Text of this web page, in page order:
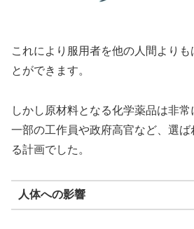
これにより服用者を他の人間よりも
とができます。
しかし原材料となる化学薬品は非
一部の工作員や政府高官など、選
る計画でした。
人体への影響